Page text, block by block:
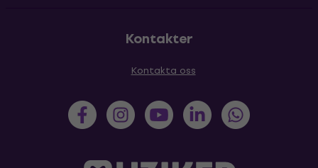
Kontakter
Kontakta oss